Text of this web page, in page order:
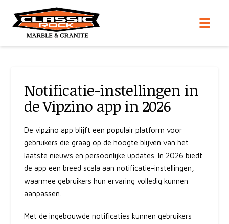
Notificatie-instellingen in
de Vipzino app in 2026
Devipzino app blijft een populair platform voor
gebruikers die graag op de hoogte blijven van het
laatste nieuws en persoonlijke updates. In 2026 biedt
de app een breed scala aan notificatie-instellingen,
waarmee gebruikers hun ervaring volledig kunnen
aanpassen.
Met de ingebouwde notificaties kunnen gebruikers